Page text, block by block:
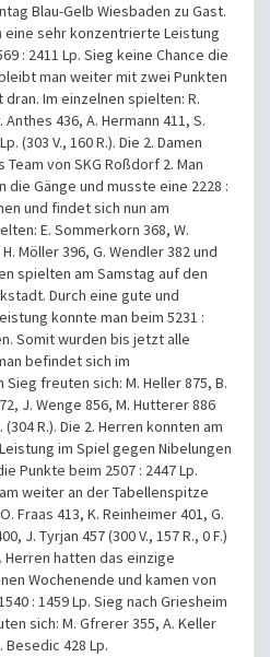
Blau-Gelb Wiesbaden zu Gast.
eine sehr konzentrierte Leistung
: 2411 Lp. Sieg keine Chance die
man weiter mit zwei Punkten
Im einzelnen spielten: R.
436, A. Hermann 411, S.
(303 V., 160 R.). Die 2. Damen
von SKG Roßdorf 2. Man
Gänge und musste eine 2228 :
und findet sich nun am
E. Sommerkorn 368, W.
Möller 396, G. Wendler 382 und
spielten am Samstag auf den
Durch eine gute und
konnte man beim 5231 :
Somit wurden bis jetzt alle
befindet sich im
freuten sich: M. Heller 875, B.
J. Wenge 856, M. Hutterer 886
(304 R.). Die 2. Herren konnten am
im Spiel gegen Nibelungen
Punkte beim 2507 : 2447 Lp.
weiter an der Tabellenspitze
Fraas 413, K. Reinheimer 401, G.
J. Tyrjan 457 (300 V., 157 R., 0 F.)
Herren hatten das einzige
Wochenende und kamen von
: 1459 Lp. Sieg nach Griesheim
sich: M. Gfrerer 355, A. Keller
Besedic 428 Lp.